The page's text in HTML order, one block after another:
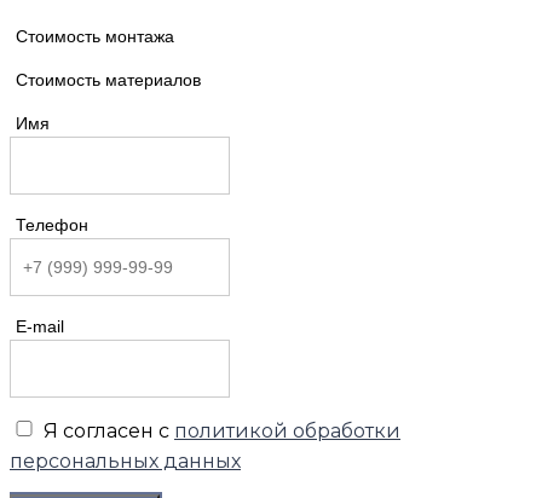
Стоимость монтажа
Стоимость материалов
Имя
Телефон
E-mail
Я согласен с политикой обработки
персональных данных